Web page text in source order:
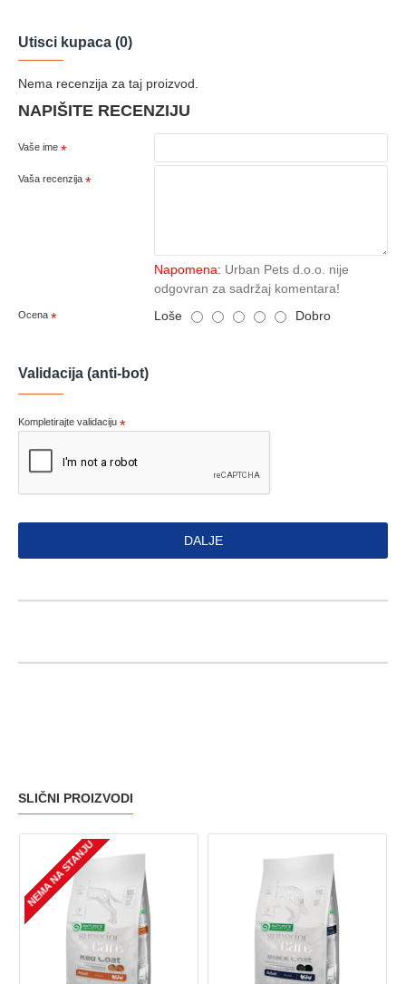
Utisci kupaca (0)
Nema recenzija za taj proizvod.
NAPIŠITE RECENZIJU
Vaše ime
Vaša recenzija
Napomena: Urban Pets d.o.o. nije
odgovran za sadržaj komentara!
Ocena Loše Dobro
Validacija (anti-bot)
Kompletirajte validaciju
DALJE
SLIČNI PROIZVODI
NEMA NA STANJU